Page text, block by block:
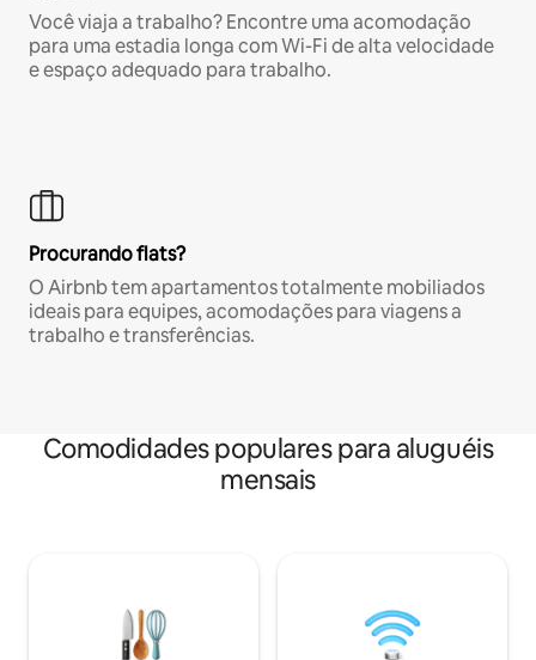
Você viaja a trabalho? Encontre uma acomodação
para uma estadia longa com Wi-Fi de alta velocidade
e espaço adequado para trabalho.
Procurando flats?
O Airbnb tem apartamentos totalmente mobiliados
ideais para equipes, acomodações para viagens a
trabalho e transferências.
Comodidades populares para aluguéis
mensais